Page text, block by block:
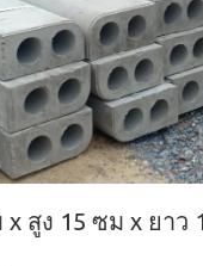
x สูง 15 ซม x ยาว